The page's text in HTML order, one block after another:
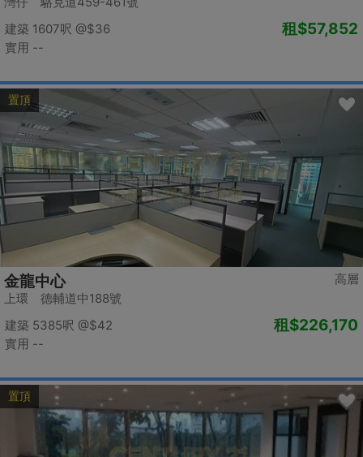
建築 1607呎 @$36
實用 --
租$57,852
置頂
高層
金龍中心
上環 德輔道中188號
建築 5385呎 @$42
實用 --
租$226,170
置頂